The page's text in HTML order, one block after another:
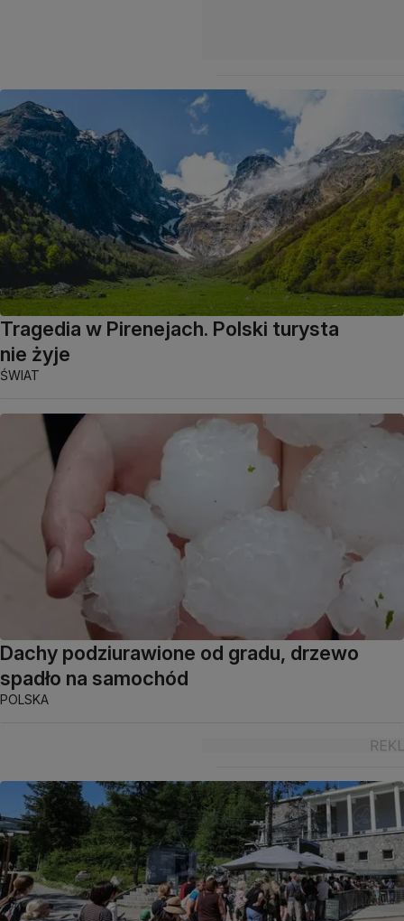
Tragedia w Pirenejach. Polski turysta
nie żyje
ŚWIAT
Dachy podziurawione od gradu, drzewo
spadło na samochód
POLSKA